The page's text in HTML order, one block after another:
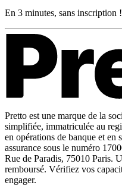
En 3 minutes, sans inscription !
Pretto est une marque de la
simplifiée, immatriculée au
en opérations de banque et en
assurance sous le numéro
Rue de Paradis, 75010 Paris.
remboursé. Vérifiez vos
engager.